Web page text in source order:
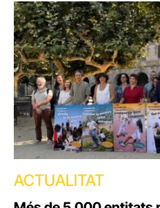
ACTUALITAT